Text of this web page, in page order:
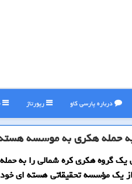
درباره پارسی كاو رپورتاژ
به حمله هكری به موسسه
گروه هکری کره شمالی را به حمله
یک مؤسسه تحقیقاتی هسته ای خود